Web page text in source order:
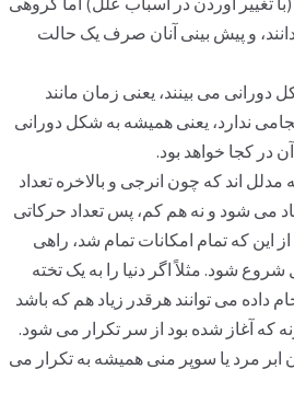
دانند، و پیش بینی آنان صرف یک حالت
می بینند، یعنی زمان مانند
ندارد، یعنی همیشه به شکل دورانی
در کجا خواهد بود.
مدلل اند که چون انرجی و بالاخره تعداد
می شود و نه هم کم، پس تعداد حرکاتی
این که تمام امکانات تمام شد، راهی
شود. مثلاً اگر دنیا را به یک تخته
داده می توانند هرقدر زیاد هم که باشد
که آغاز شده بود از سر تکرار می شود.
ابر مرد یا سوپر منی همیشه به تکرار می